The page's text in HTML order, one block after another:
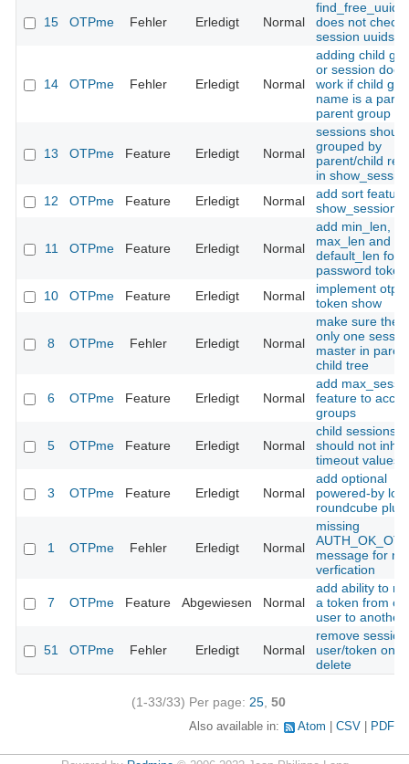
15 OTPme Fehler Erledigt Normal
find_free_uuid()
does not check
session uuids
14 OTPme Fehler Erledigt Normal
adding child
or session
work if child
name is a part
parent group
13 OTPme Feature Erledigt Normal
sessions
grouped by
parent/child
in
12
OTPme Feature Erledigt Normal
add sort
11 OTPme Feature Erledigt Normal
add min_len,
max_len and
default_len for
password
10
OTPme Feature Erledigt Normal
implement
token show
8 OTPme Fehler Erledigt Normal
make sure
only one
master in
child tree
6 OTPme Feature Erledigt Normal
add
feature to
groups
5 OTPme Feature Erledigt Normal
child sessions
should not
timeout values
3 OTPme Feature Erledigt Normal
add optional
powered-by
roundcube
1 OTPme Fehler Erledigt Normal
missing
AUTH_OK_OTP
message for
verfication
7 OTPme Feature Abgewiesen Normal
add ability to
a token from
user to another
51 OTPme Fehler Erledigt Normal
remove
user/token on
delete
(1-33/33) Per page: 25, 50
Also available in: Atom CSV PDF